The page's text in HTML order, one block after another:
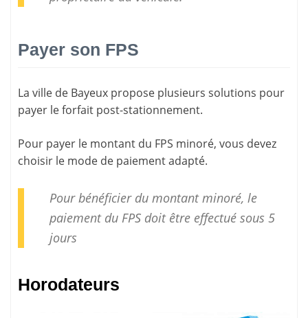
Payer son FPS
La ville de Bayeux propose plusieurs solutions pour
payer le forfait post-stationnement.
Pour payer le montant du FPS minoré, vous devez
choisir le mode de paiement adapté.
Pour bénéficier du montant minoré, le
paiementdu FPS doit être effectué sous 5
jours
Horodateurs